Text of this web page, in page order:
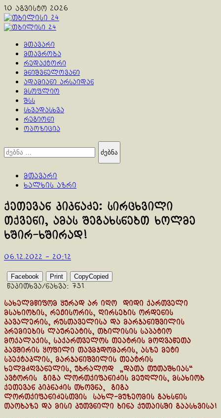
Skip
to
content
10 აგვისტო 2026
Primary
მთავარი
მთავრობა
რედაქტორი
მნიშვნელოვანი
ადამიანი არსაიდან
მსოფლიო
შსს
სხვადასხვა
რეგიონი
ოპოზიცია
ძებნა:
მთავარი
ხალხის აზრი
ქეთევან კიკნაძე: სირცხვილი
თქვენი, ამას შეგახსნებთ ხოლმე
ხშირ-ხშირად!
06.12.2022 - 20:12
Facebook Print CopyCopied
წაკითხვა/ნახვა: 731
სახელმწიფომ ყურად არ იღო დიდი ქართველი
მსახიობის, რეჟისორის, ღირსების ორდენის
კავალერის, რუსთაველისა და მარჯანიშვილის
პრემიების ლაურეატის, თბილისის საპატიო
მოქალაქის, საქართველოს თეატრის მოღვაწეთა
კავშირის ყოფილი თავმჯდომარის, ასზე მეტი
სპექტაკლის, მარჯანიშვილის თეატრის
ხელმძღვანელის, უბრალოდ „დათა თუთაშხიას“
ავტორის გიგა ლორთქიფანიძის მეუღლის, მსახიობ
ქეთევან კიკნაძის თხოვნა, გიგა
ლორთქიფანიძესთვის სახლ-მუზეომის გახსნის
თაობაზე და მისი კუთვნილი ბინა ქუთაისში გაასხვისა!